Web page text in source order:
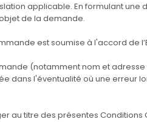
applicable. En formulant une
de la demande.
est soumise à l'accord de
(notamment nom et
dans l'éventualité où une erreur
au titre des présentes Conditions